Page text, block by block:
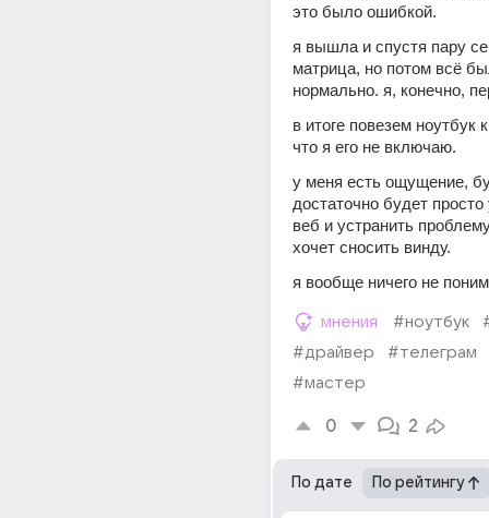
это было ошибкой.
я вышла и спустя пару
матрица, но потом всё
нормально. я, конечно,
в итоге повезем ноутбук
что я его не включаю.
у меня есть ощущение,
достаточно будет просто
веб и устранить
хочет сносить винду.
я вообще ничего не
мнения #ноутбук
#драйвер
#телеграм
#мастер
0 2
По дате По рейтингу